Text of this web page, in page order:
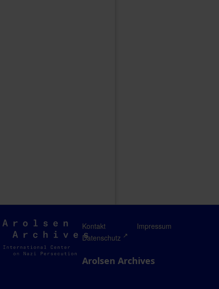
Arolsen
Archives
Kontakt
Impressum
Datenschutz
Arolsen Archives